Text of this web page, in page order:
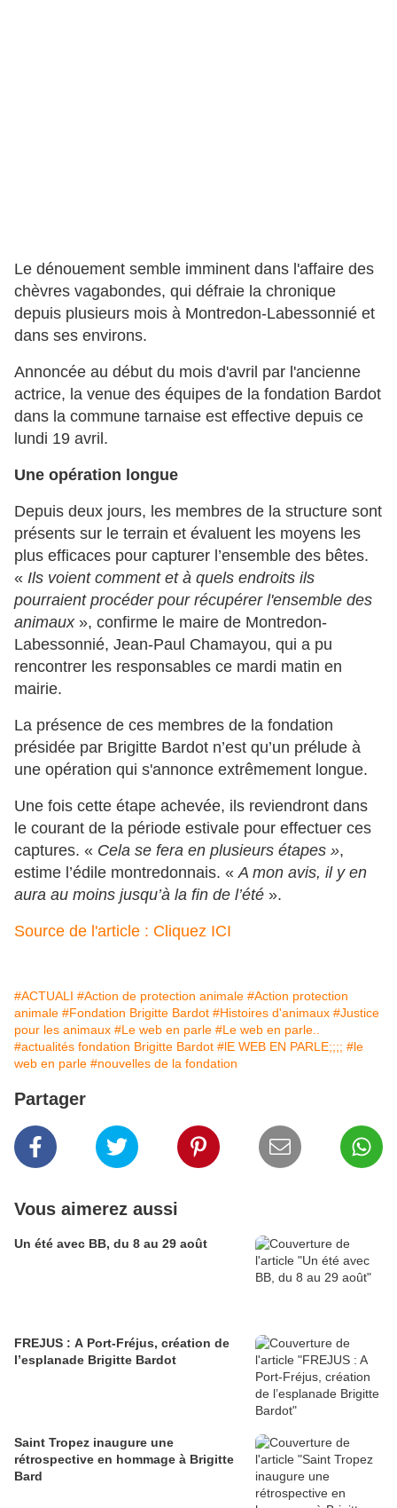
Le dénouement semble imminent dans l'affaire des
chèvres vagabondes, qui défraie la chronique
depuis plusieurs mois à Montredon-Labessonnié et
dans ses environs.
Annoncée au début du mois d'avril par l'ancienne
actrice, la venue des équipes de la fondation Bardot
dans la commune tarnaise est effective depuis ce
lundi 19 avril.
Une opération longue
Depuis deux jours, les membres de la structure sont
présents sur le terrain et évaluent les moyens les
plus efficaces pour capturer l’ensemble des bêtes.
« Ils voient comment et à quels endroits ils
pourraient procéder pour récupérer l'ensemble des
animaux », confirme le maire de Montredon-
Labessonnié, Jean-Paul Chamayou, qui a pu
rencontrer les responsables ce mardi matin en
mairie.
La présence de ces membres de la fondation
présidée par Brigitte Bardot n’est qu’un prélude à
une opération qui s'annonce extrêmement longue.
Une fois cette étape achevée, ils reviendront dans
le courant de la période estivale pour effectuer ces
captures. « Cela se fera en plusieurs étapes »,
estime l’édile montredonnais. « A mon avis, il y en
aura au moins jusqu’à la fin de l’été ».
Source de l'article : Cliquez ICI
#ACTUALI #Action de protection animale #Action protection
animale #Fondation Brigitte Bardot #Histoires d'animaux #Justice
pour les animaux #Le web en parle #Le web en parle..
#actualités fondation Brigitte Bardot #lE WEB EN PARLE;;;; #le
web en parle #nouvelles de la fondation
Partager
Vous aimerez aussi
Un été avec BB, du 8 au 29 août
FREJUS : A Port-Fréjus, création de
l’esplanade Brigitte Bardot
Saint Tropez inaugure une
rétrospective en hommage à Brigitte
Bard